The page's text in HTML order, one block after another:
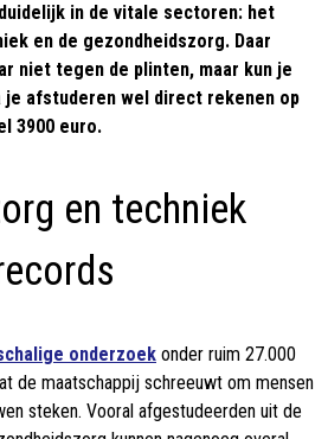
in de vitale sectoren: het
en de gezondheidszorg. Daar
niet tegen de plinten, maar kun je
je afstuderen wel direct rekenen op
3900 euro.
en techniek
onderzoek onder ruim 27.000
de maatschappij schreeuwt om mensen
steken. Vooral afgestudeerden uit de